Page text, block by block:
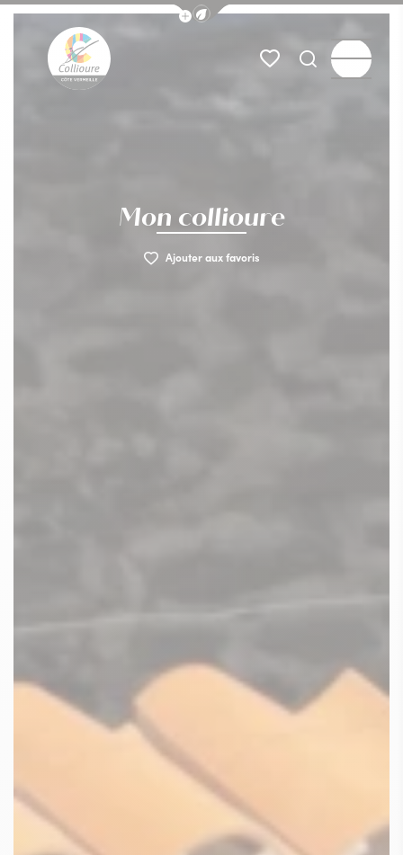
Afficher la barre de navigation du
Mes favoris
Je
Menu
Mon collioure
Ajouter aux favoris